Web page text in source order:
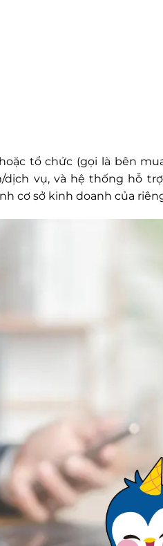
tổ chức (gọi là bên
vụ, và hệ thống hỗ
cơ sở kinh doanh của